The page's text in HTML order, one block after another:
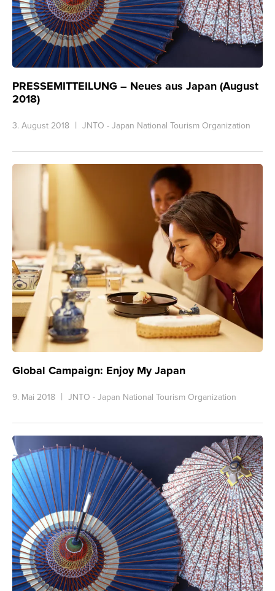
PRESSEMITTEILUNG – Neues aus Japan (August
2018)
3. August 2018 JNTO - Japan National Tourism Organization
Global Campaign: Enjoy My Japan
9. Mai 2018 JNTO - Japan National Tourism Organization